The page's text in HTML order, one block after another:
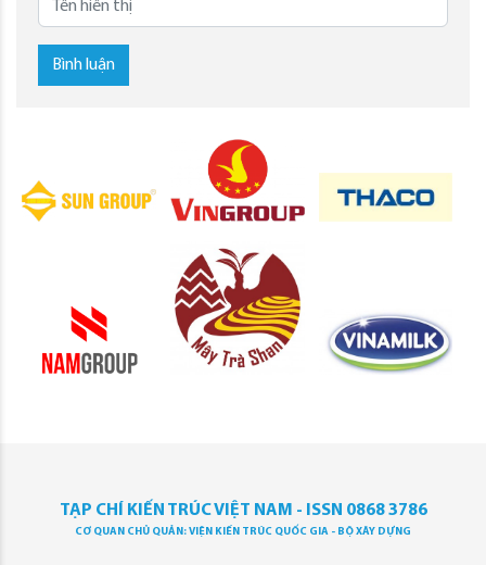
Bình luận
TẠP CHÍ KIẾN TRÚC VIỆT NAM - ISSN 0868 3786
CƠ QUAN CHỦ QUẢN: VIỆN KIẾN TRÚC QUỐC GIA - BỘ XÂY DỰNG